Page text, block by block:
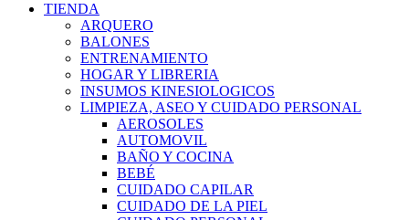
TIENDA
ARQUERO
BALONES
ENTRENAMIENTO
HOGAR Y LIBRERIA
INSUMOS KINESIOLOGICOS
LIMPIEZA, ASEO Y CUIDADO PERSONAL
AEROSOLES
AUTOMOVIL
BAÑO Y COCINA
BEBÉ
CUIDADO CAPILAR
CUIDADO DE LA PIEL